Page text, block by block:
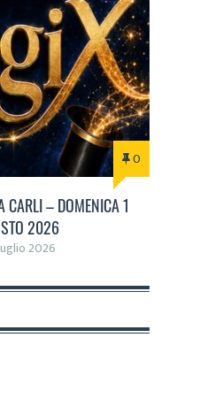
0
CARLI – DOMENICA 1
2026
2026